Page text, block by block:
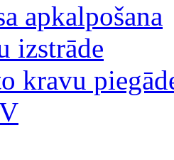
apkalpošana
izstrāde
kravu